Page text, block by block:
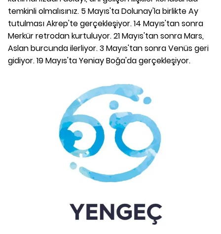
temkinli olmalısınız. 5 Mayıs'ta Dolunay'la birlikte Ay
tutulması Akrep'te gerçekleşiyor. 14 Mayıs'tan sonra
Merkür retrodan kurtuluyor. 21 Mayıs'tan sonra Mars,
Aslan burcunda ilerliyor. 3 Mayıs'tan sonra Venüs geri
gidiyor. 19 Mayıs'ta Yeniay Boğa'da gerçekleşiyor.